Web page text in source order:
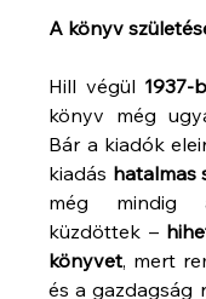
A könyv
Hill végül 1937-
könyv még
Bár a kiadók
kiadás hatalmas
még mindig
küzdöttek –
könyvet, mert
és a gazdagság